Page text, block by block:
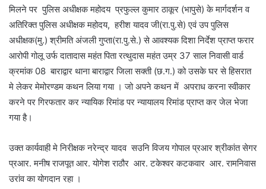
मिलने पर पुलिस अधीक्षक महोदय प्रफुल्ल कुमार ठाकूर (भापुसे) के मार्गदर्शन व
अतिरिक्त पुलिस अधीक्षक महोदय, हरीश यादव जी(रा.पु.से) एवं उप पुलिस
अधीक्षक(मु.) श्रीमति अंजली गुप्ता(रा.पु.से.) से आवश्यक दिशा निर्देश प्राप्त फरार
आरोपी गोलू उर्फ दातादास महंत पिता रत्थुदास महंत उम्र 37 साल निवासी वार्ड
क्रमांक 08 बाराद्वार थाना बाराद्वार जिला सक्ती (छ.ग.) को उसके घर से हिसरात
मे लेकर मेमोरण्डम कथन लिया गया । जो अपने कथन में अपराध करना स्वीकार
करने पर गिरफतार कर न्यायिक रिमांड पर न्यायालय रिमांड प्राप्त कर जेल भेजा
गया है।
उक्त कार्यवाही मे निरीक्षक नरेन्द्र यादव सउनि विजय गोपाल प्रआर श्रीकांत सेगर
प्रआर. मनीष राजपूत आर. योगेश राठौर आर. टकेश्वर कटकवार आर. रामनिवास
उरांव का योगदान रहा ।